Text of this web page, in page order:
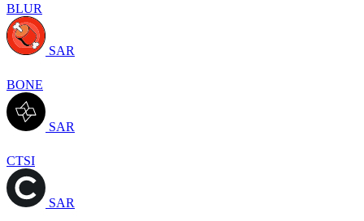
BLUR
SAR
BONE
SAR
CTSI
SAR